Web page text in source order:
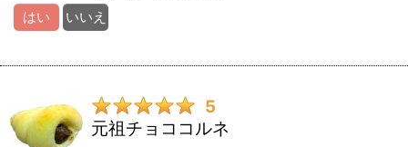
はい
いいえ
5
元祖チョココルネ